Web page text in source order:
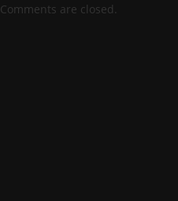
Comments are closed.